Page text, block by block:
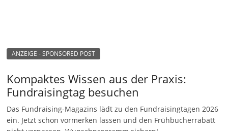
ANZEIGE - SPONSORED POST
Kompaktes Wissen aus der Praxis:
Fundraisingtag besuchen
Das Fundraising-Magazins lädt zu den Fundraisingtagen 2026
ein. Jetzt schon vormerken lassen und den Frühbucherrabatt